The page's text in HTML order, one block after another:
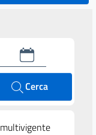
Cerca
multivigente